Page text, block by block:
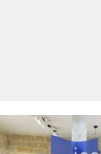
Aplikasi
Link Grup
Power